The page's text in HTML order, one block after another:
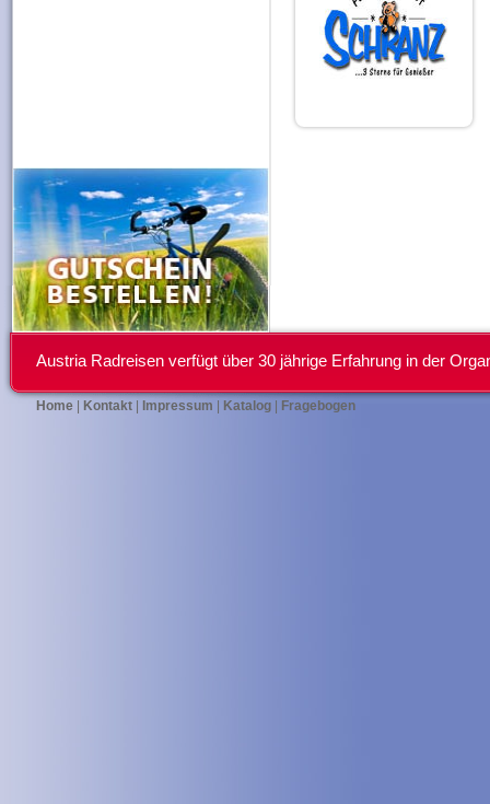
Austria Radreisen verfügt über 30 jährige Erfahrung in der
Home| Kontakt| Impressum Katalog| Fragebogen